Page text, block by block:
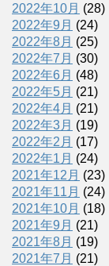
2022年10月 (28)
2022年9月 (24)
2022年8月 (25)
2022年7月 (30)
2022年6月 (48)
2022年5月 (21)
2022年4月 (21)
2022年3月 (19)
2022年2月 (17)
2022年1月 (24)
2021年12月 (23)
2021年11月 (24)
2021年10月 (18)
2021年9月 (21)
2021年8月 (19)
2021年7月 (21)